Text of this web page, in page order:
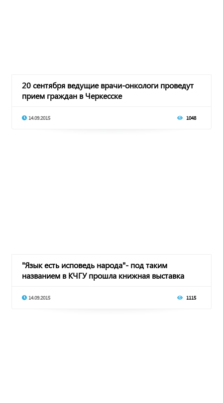
20 сентября ведущие врачи-онкологи проведут
прием граждан в Черкесске
14.09.2015 1048
"Язык есть исповедь народа"- под таким
названием в КЧГУ прошла книжная выставка
14.09.2015 1115